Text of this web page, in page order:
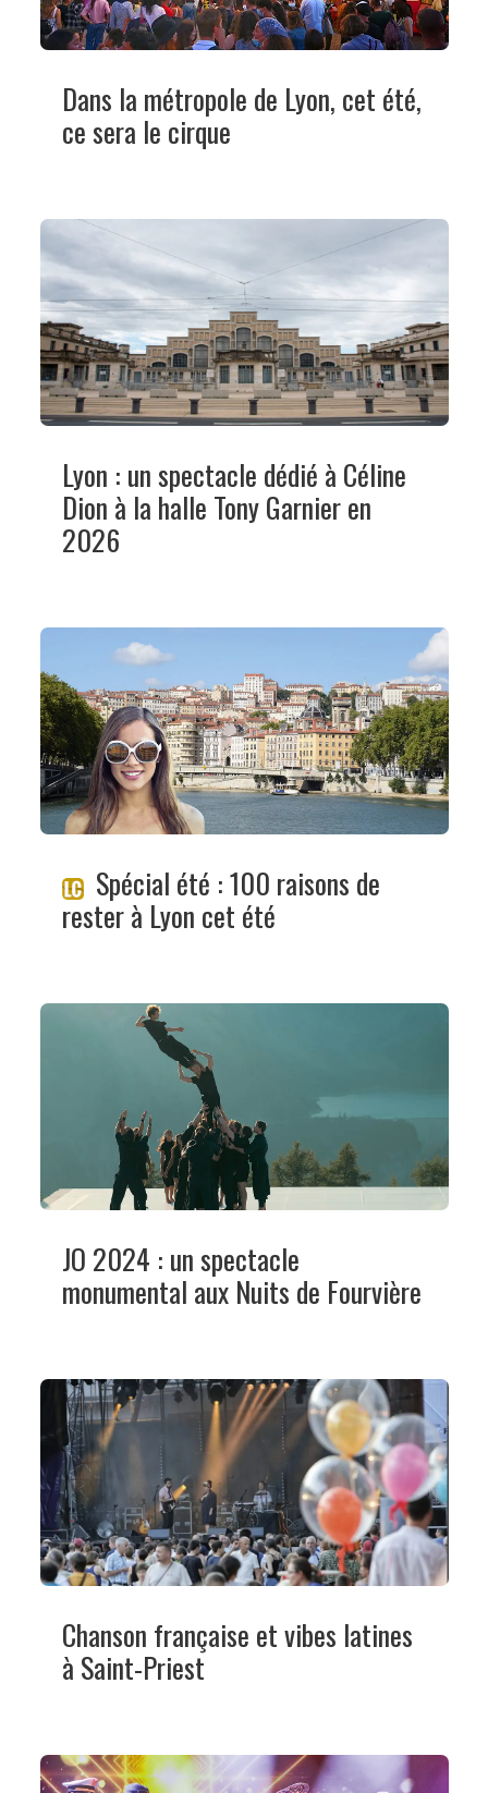
Dans la métropole de Lyon, cet été,
ce sera le cirque
Lyon : un spectacle dédié à Céline
Dion à la halle Tony Garnier en
2026
Spécial été : 100 raisons de
rester à Lyon cet été
JO 2024 : un spectacle
monumental aux Nuits de Fourvière
Chanson française et vibes latines
à Saint-Priest